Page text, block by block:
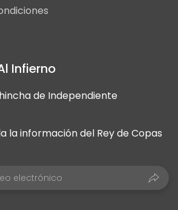
Infierno
de Independiente
la información del Rey de Copas